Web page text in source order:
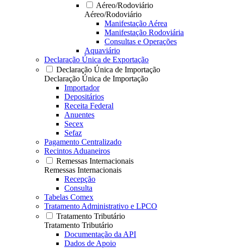
Aéreo/Rodoviário
Aéreo/Rodoviário
Manifestação Aérea
Manifestação Rodoviária
Consultas e Operações
Aquaviário
Declaração Única de Exportação
Declaração Única de Importação
Declaração Única de Importação
Importador
Depositários
Receita Federal
Anuentes
Secex
Sefaz
Pagamento Centralizado
Recintos Aduaneiros
Remessas Internacionais
Remessas Internacionais
Recepção
Consulta
Tabelas Comex
Tratamento Administrativo e LPCO
Tratamento Tributário
Tratamento Tributário
Documentação da API
Dados de Apoio